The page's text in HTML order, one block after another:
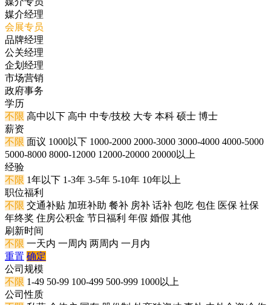
媒介经理
会展专员
品牌经理
公关经理
企划经理
市场营销
政府事务
学历
不限 高中以下 高中 中专/技校 大专 本科 硕士 博士
薪资
不限 面议 1000以下 1000-2000 2000-3000 3000-4000 4000-5000
5000-8000 8000-12000 12000-20000 20000以上
经验
不限 1年以下 1-3年 3-5年 5-10年 10年以上
职位福利
不限 交通补贴 加班补助 餐补 房补 话补 包吃 包住 医保 社保
年终奖 住房公积金 节日福利 年假 婚假 其他
刷新时间
不限 一天内 一周内 两周内 一月内
重置 确定
公司规模
不限 1-49 50-99 100-499 500-999 1000以上
公司性质